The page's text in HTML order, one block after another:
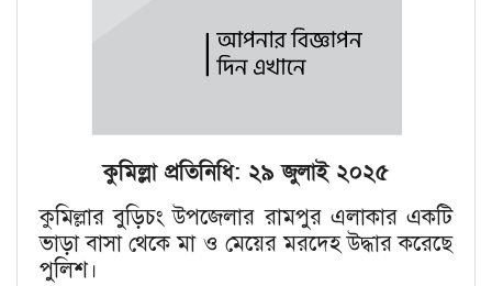
কুমিল্লা প্রতিনিধি: ২৯ জুলাই ২০২৫
কুমিল্লার বুড়িচং উপজেলার রামপুর এলাকার একটি
ভাড়া বাসা থেকে মা ও মেয়ের মরদেহ উদ্ধার করেছে
পুলিশ।